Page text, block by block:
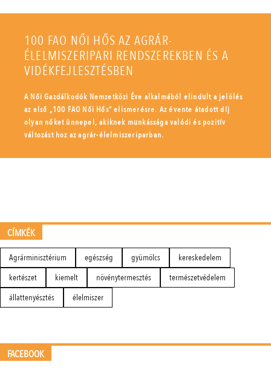
100 FAO NŐI HŐS AZ AGRÁR-
ÉLELMISZERIPARI RENDSZEREKBEN ÉS A
VIDÉKFEJLESZTÉSBEN
A Női Gazdálkodók Nemzetközi Éve alkalmából elindult a jelölés
az első „100 FAO Női Hős” elismerésre. Az évente átadott díj
olyan nőket ünnepel, akiknek munkássága valódi és pozitív
változást hoz az agrár-élelmiszeriparban.
CÍMKÉK
Agrárminisztérium egészség gyümölcs
kereskedelem
kertészet
kiemelt növénytermesztés
természetvédelem
állattenyésztés
élelmiszer
FACEBOOK